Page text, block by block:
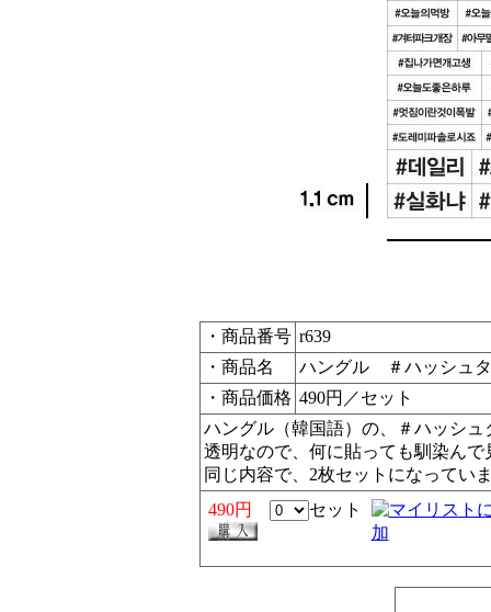
・商品番号 r639
・商品名
ハングル ＃ハッシュ
・商品価格 490円／セット
ハングル（韓国語）の、＃ハッシ
透明なので、何に貼っても馴染んで
同じ内容で、2枚セットになってい
490円
セット